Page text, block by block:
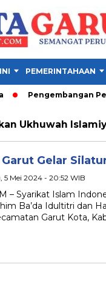
PEMERINTAHAAN
Pengembangan
Ukhuwah
Garut Gelar
5 Mei 2024 - 20:52 WIB
– Syarikat Islam
Ba’da Idultitri dan
Garut Kota,